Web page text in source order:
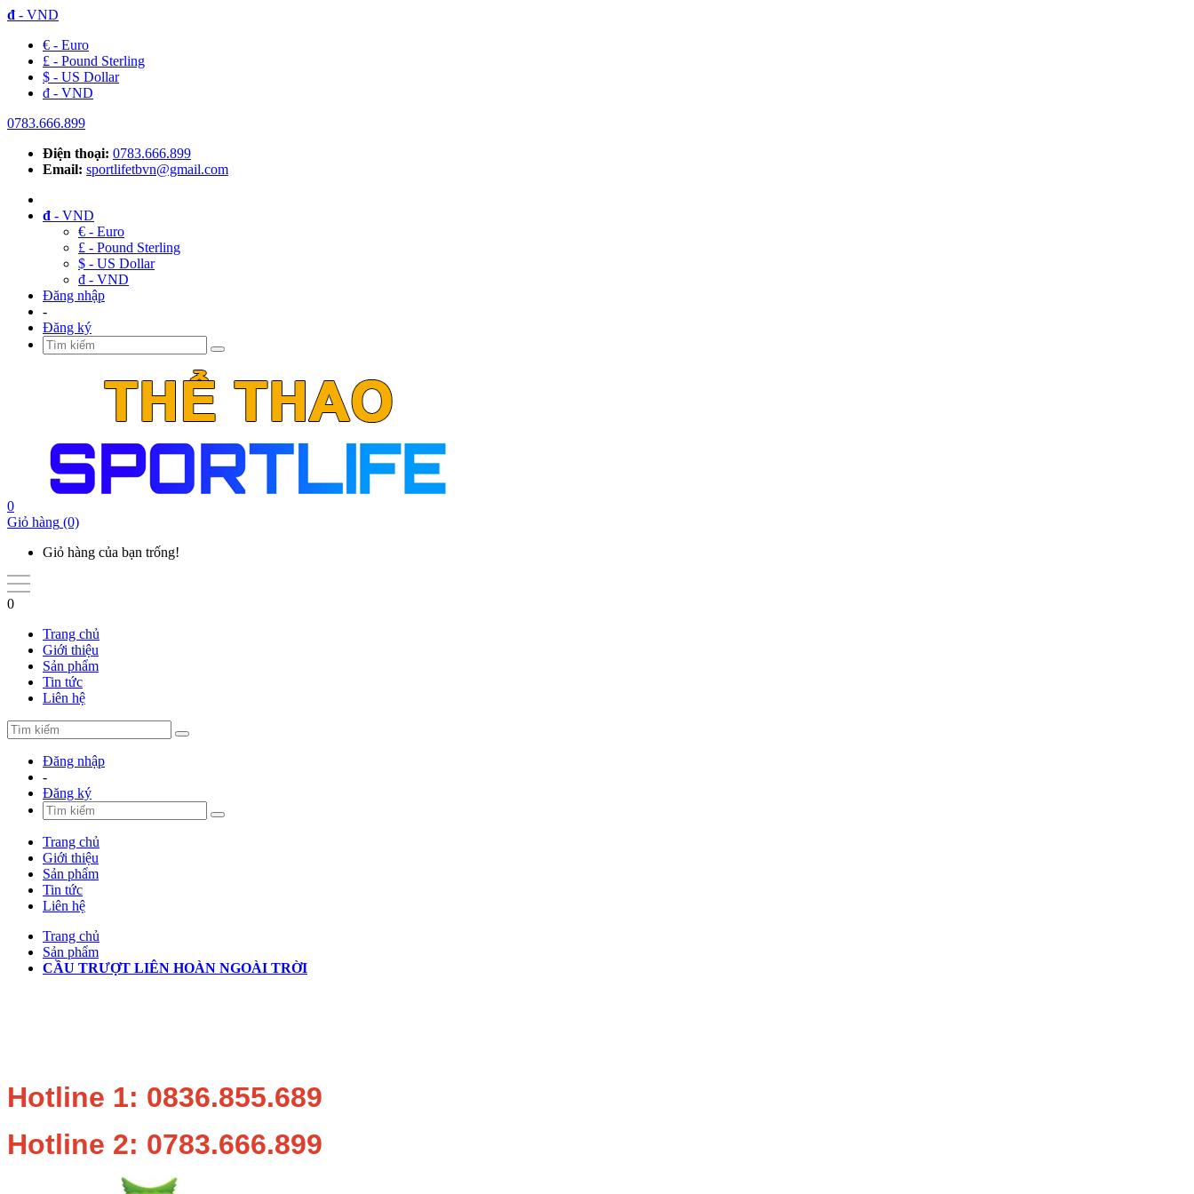
đ - VND
€ - Euro
£ - Pound Sterling
$ - US Dollar
đ - VND
0783.666.899
Điện thoại: 0783.666.899
Email: sportlifetbvn@gmail.com
đ - VND
€ - Euro
£ - Pound Sterling
$ - US Dollar
đ - VND
Đăng nhập
-
Đăng ký
0
Giỏ hàng (0)
Giỏ hàng của bạn trống!
0
Trang chủ
Giới thiệu
Sản phẩm
Tin tức
Liên hệ
Đăng nhập
-
Đăng ký
Trang chủ
Giới thiệu
Sản phẩm
Tin tức
Liên hệ
Trang chủ
Sản phẩm
CẦU TRƯỢT LIÊN HOÀN NGOÀI TRỜI
Hotline 1: 0836.855.689
Hotline 2: 0783.666.899